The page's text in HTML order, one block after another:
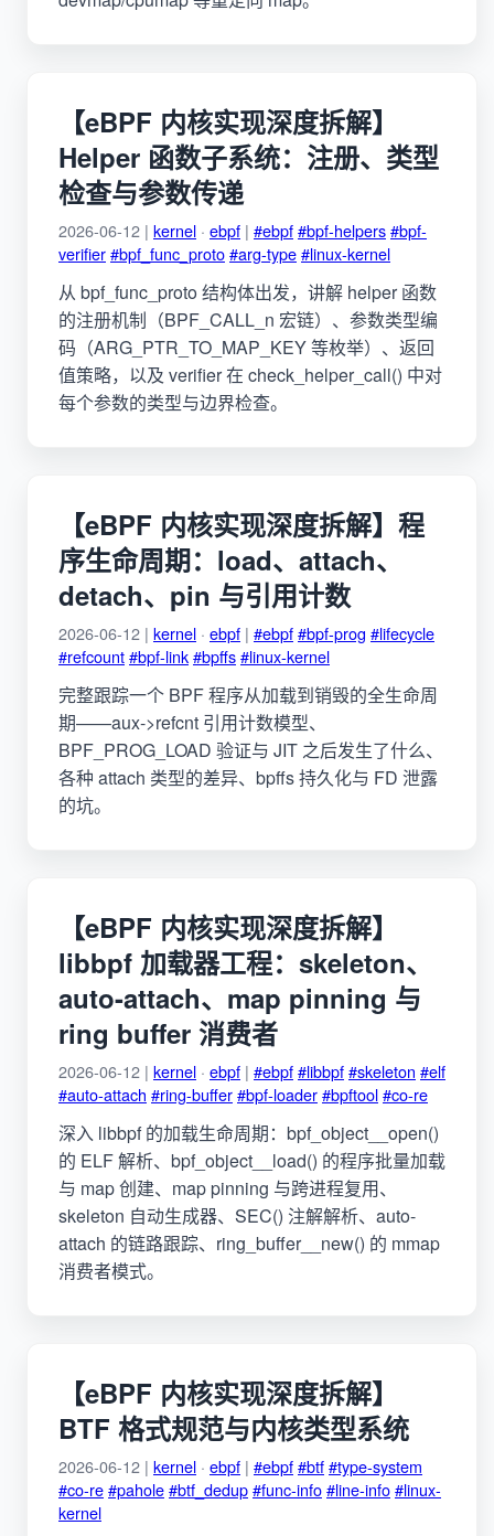
【eBPF 内核实现深度拆解】
Helper 函数子系统：注册、类型
检查与参数传递
2026-06-12 | kernel · ebpf | #ebpf#bpf-helpers#bpf-
verifier#bpf_func_proto#arg-type#linux-kernel
从 bpf_func_proto 结构体出发，讲解 helper 函数
的注册机制（BPF_CALL_n 宏链）、参数类型编
码（ARG_PTR_TO_MAP_KEY 等枚举）、返回
值策略，以及 verifier 在 check_helper_call() 中对
每个参数的类型与边界检查。
【eBPF 内核实现深度拆解】程
序生命周期：load、attach、
detach、pin 与引用计数
2026-06-12 | kernel · ebpf | #ebpf#bpf-prog #lifecycle
#refcount#bpf-link#bpffs#linux-kernel
完整跟踪一个 BPF 程序从加载到销毁的全生命周
期——aux->refcnt 引用计数模型、
BPF_PROG_LOAD 验证与 JIT 之后发生了什么、
各种 attach 类型的差异、bpffs 持久化与 FD 泄露
的坑。
【eBPF 内核实现深度拆解】
libbpf 加载器工程：skeleton、
auto-attach、map pinning 与
ring buffer 消费者
2026-06-12 | kernel · ebpf | #ebpf#libbpf#skeleton #elf
#auto-attach #ring-buffer#bpf-loader#bpftool#co-re
深入 libbpf 的加载生命周期：bpf_object__open()
的 ELF 解析、bpf_object__load() 的程序批量加载
与 map 创建、map pinning 与跨进程复用、
skeleton 自动生成器、SEC() 注解解析、auto-
attach 的链路跟踪、ring_buffer__new() 的 mmap
消费者模式。
【eBPF 内核实现深度拆解】
BTF 格式规范与内核类型系统
2026-06-12 | kernel · ebpf | #ebpf#btf#type-system
#co-re#pahole#btf_dedup#func-info#line-info#linux-
kernel